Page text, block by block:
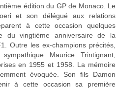
édition du GP de Monaco. Le
et son délégué aux relations
à cette occasion quelques
du vingtième anniversaire de la
Outre les ex-champions précités,
Maurice Trintignant,
en 1955 et 1958. La mémoire
évoquée. Son fils Damon
à cette occasion sa première